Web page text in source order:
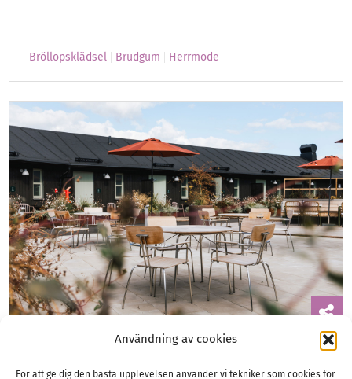
Användning av cookies
För att ge dig den bästa upplevelsen använder vi tekniker som cookies för
Bröllopsklädsel Brudgum Herrmode